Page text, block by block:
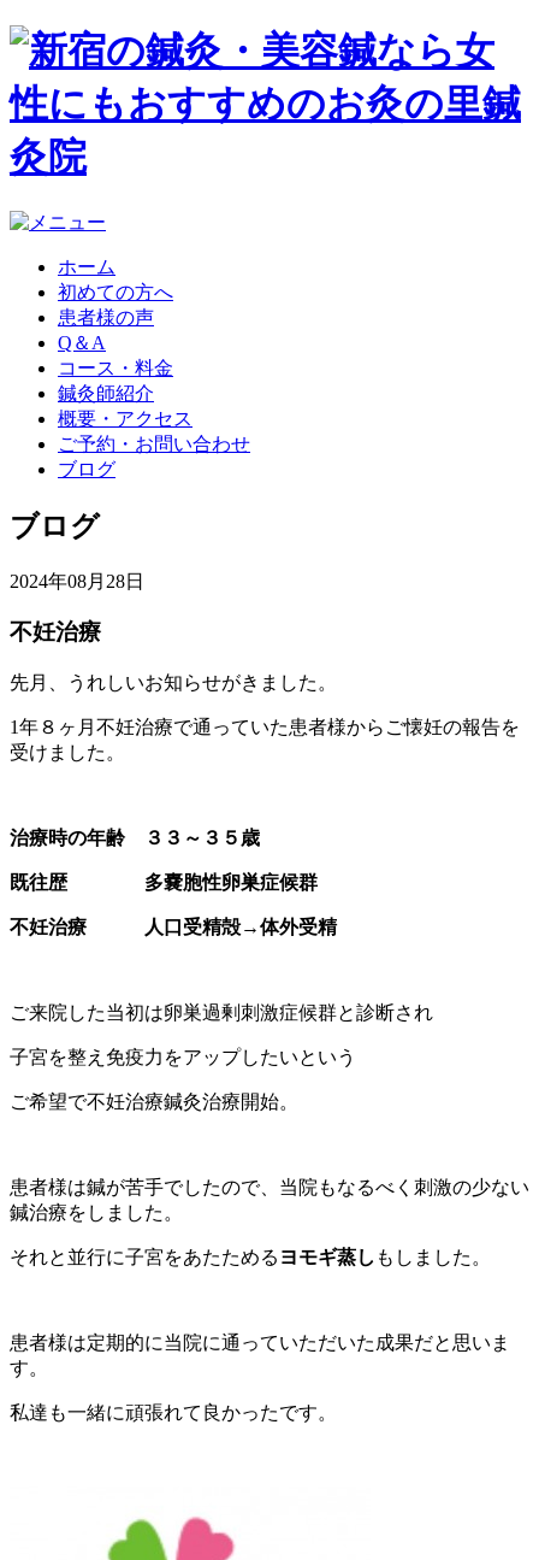
ホーム
初めての方へ
患者様の声
Q＆A
コース・料金
鍼灸師紹介
概要・アクセス
ご予約・お問い合わせ
ブログ
ブログ
2024年08月28日
不妊治療
先月、うれしいお知らせがきました。
1年８ヶ月不妊治療で通っていた患者様からご懐妊の報告を
受けました。
治療時の年齢 ３３～３５歳
既往歴 多嚢胞性卵巣症候群
不妊治療 人口受精殻→体外受精
ご来院した当初は卵巣過剰刺激症候群と診断され
子宮を整え免疫力をアップしたいという
ご希望で不妊治療鍼灸治療開始。
患者様は鍼が苦手でしたので、当院もなるべく刺激の少ない
鍼治療をしました。
それと並行に子宮をあたためる ヨモギ蒸し もしました。
患者様は定期的に当院に通っていただいた成果だと思いま
す。
私達も一緒に頑張れて良かったです。